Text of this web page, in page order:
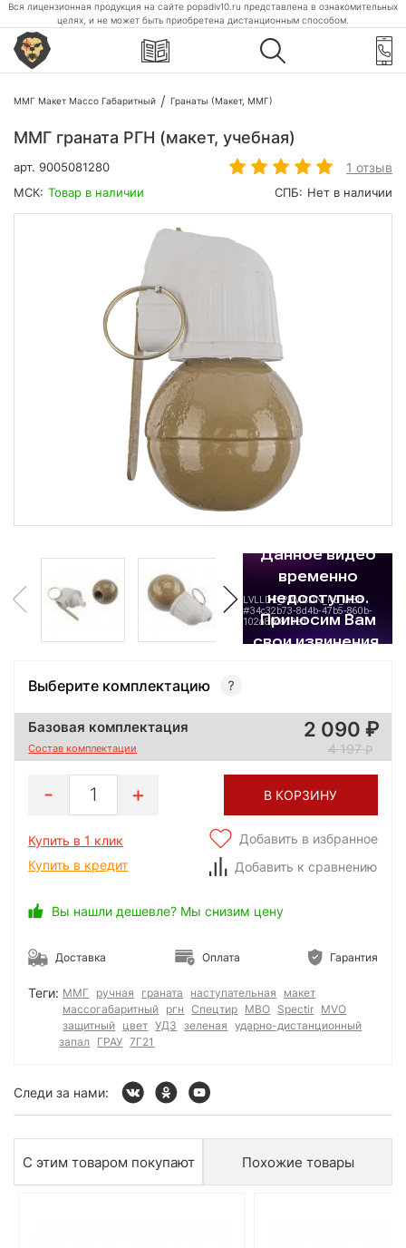
Вся лицензионная продукция на сайте popadiv10.ru представлена в ознакомительных
целях, и не может быть приобретена дистанционным способом.
ММГ Макет Массо Габаритный Гранаты (Макет, ММГ)
ММГ граната РГН (макет, учебная)
арт. 9005081280 1 отзыв
МСК: Товар в наличии СПБ: Нет в наличии
Выберите комплектацию
Базовая комплектация
Состав комплектации
2 090
4 197
1 В КОРЗИНУ
Купить в 1 клик
Купить в кредит
Добавить в избранное
Добавить к сравнению
Вы нашли дешевле? Мы снизим цену
Доставка Оплата Гарантия
Теги: ММГ ручная граната наступательная
макет
массогабаритный ргн Спецтир МВО Spectir MVO
защитный цвет УДЗ зеленая
ударно-дистанционный
запал
ГРАУ 7Г21
Следи за нами:
С этим товаром покупают Похожие товары